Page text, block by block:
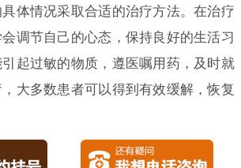
体情况采取合适的治疗方法。在治疗
调节自己的心态，保持良好的生活习
起过敏的物质，遵医嘱用药，及时就
大多数患者可以得到有效缓解，恢复